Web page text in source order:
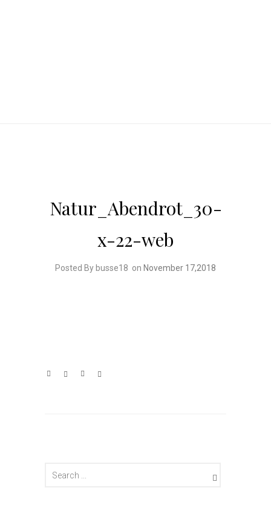
Natur_Abendrot_30-
x-22-web
Posted By busse18 on November 17,2018